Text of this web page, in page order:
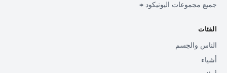
جميع مجموعات اليونيكود →
الفئات
الناس والجسم
أشياء